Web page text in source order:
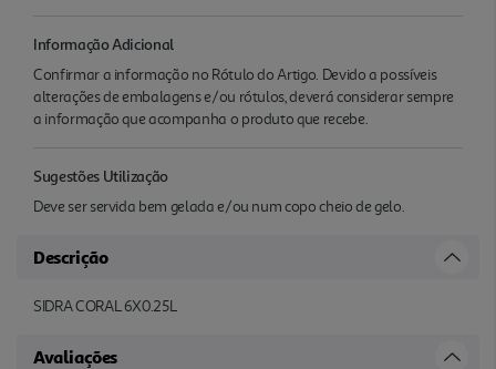
Informação Adicional
Confirmar a informação no Rótulo do Artigo. Devido a possíveis
alterações de embalagens e/ou rótulos, deverá considerar sempre
a informação que acompanha o produto que recebe.
Sugestões Utilização
Deve ser servida bem gelada e/ou num copo cheio de gelo.
Descrição
SIDRA CORAL 6X0.25L
Avaliações